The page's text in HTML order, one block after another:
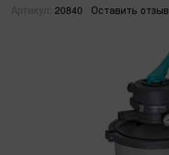
Артикул: 20840 Оставить отзыв